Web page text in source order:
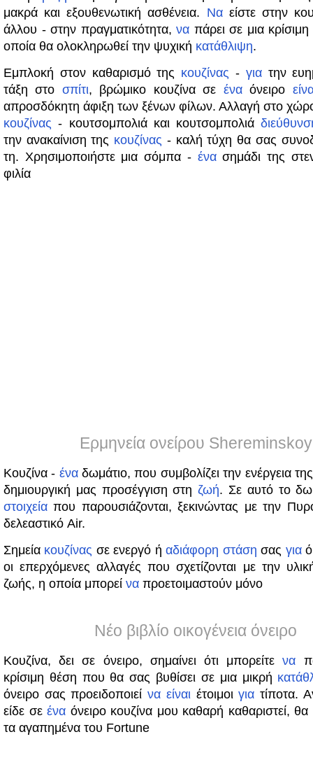
μακρά και εξουθενωτική ασθένεια. Ναείστε στην
άλλου - στην πραγματικότητα, να πάρει σε μια
οποία θα ολοκληρωθεί την ψυχική κατάθλιψη.
Εμπλοκή στον καθαρισμό της κουζίνας - γιατην
τάξη στο σπίτι, βρώμικο κουζίνα σε έναόνειρο
απροσδόκητη άφιξη των ξένων φίλων. Αλλαγή στο
κουζίνας - κουτσομπολιά και κουτσομπολιά
την ανακαίνιση της κουζίνας - καλή τύχη θα σας
τη. Χρησιμοποιήστε μια σόμπα - ένασημάδι της
φιλία
Ερμηνεία ονείρου Shereminskoy
Κουζίνα - έναδωμάτιο, που συμβολίζει την ενέργεια
δημιουργική μας προσέγγιση στηζωή. Σε αυτό το
στοιχεία που παρουσιάζονται, ξεκινώντας με την
δελεαστικό Air.
Σημεία κουζίνας σε ενεργό ήαδιάφορη στάση σας για
οι επερχόμενες αλλαγές που σχετίζονται με την
ζωής, η οποία μπορεί να προετοιμαστούν μόνο
Νέο βιβλίο οικογένεια όνειρο
Κουζίνα, δει σε όνειρο, σημαίνει ότι μπορείτενα
κρίσιμη θέση που θα σας βυθίσει σε μια μικρή
όνειρο σας προειδοποιείνα είναιέτοιμοιγια τίποτα.
είδε σεένα όνειρο κουζίνα μου καθαρή καθαριστεί, θα
τα αγαπημένα του Fortune